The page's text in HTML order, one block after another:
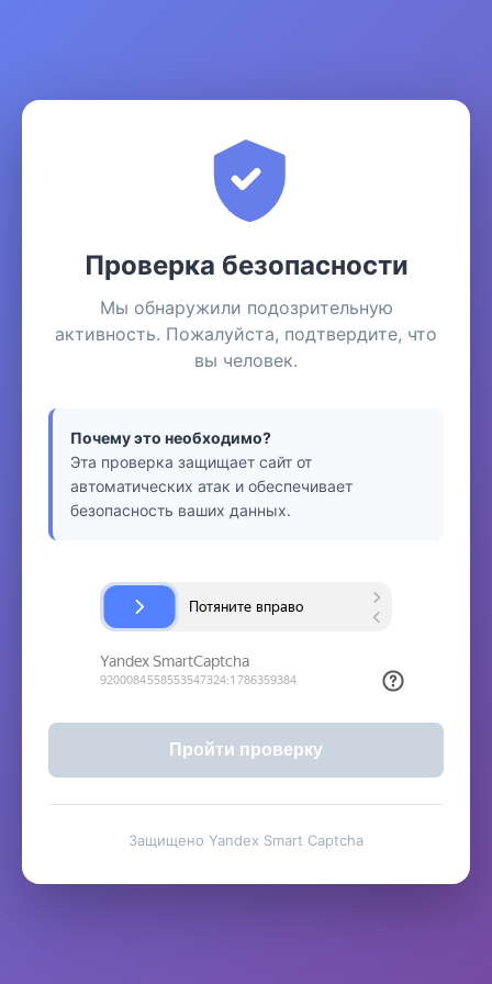
Проверка безопасности
Мы обнаружили подозрительную
активность. Пожалуйста, подтвердите, что
вы человек.
Почему это необходимо?
Эта проверка защищает сайт от
автоматических атак и обеспечивает
безопасность ваших данных.
Пройти проверку
Защищено Yandex Smart Captcha